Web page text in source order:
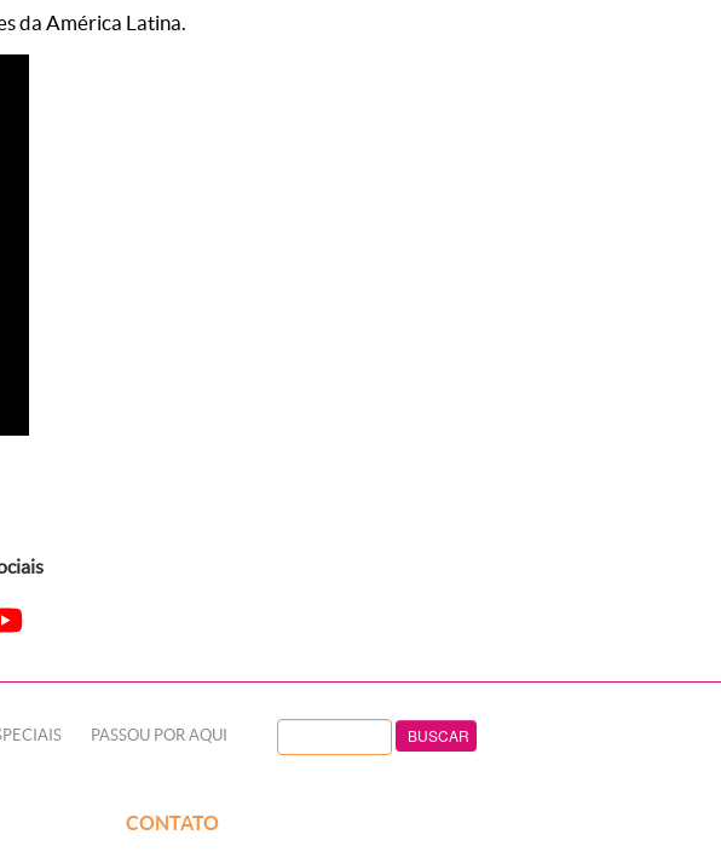
da América Latina.
PASSOU POR AQUI
CONTATO